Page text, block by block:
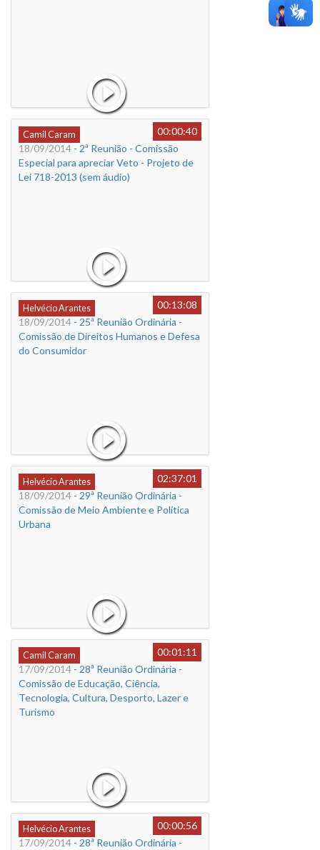
Camil Caram
00:00:40
18/09/2014 - 2ª Reunião - Comissão
Especial para apreciar Veto - Projeto de
Lei 718-2013 (sem áudio)
Helvécio Arantes
00:13:08
18/09/2014 - 25ª Reunião Ordinária -
Comissão de Direitos Humanos e Defesa
do Consumidor
Helvécio Arantes
02:37:01
18/09/2014 - 29ª Reunião Ordinária -
Comissão de Meio Ambiente e Política
Urbana
Camil Caram
00:01:11
17/09/2014 - 28ª Reunião Ordinária -
Comissão de Educação, Ciência,
Tecnologia, Cultura, Desporto, Lazer e
Turismo
Helvécio Arantes
00:00:56
17/09/2014 - 28ª Reunião Ordinária -